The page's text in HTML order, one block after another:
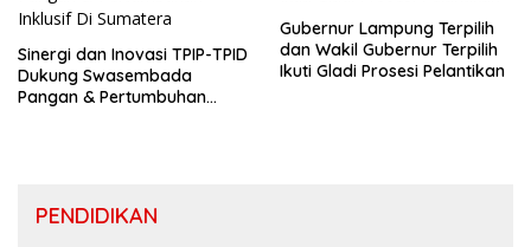
Sinergi dan Inovasi TPIP-TPID
Dukung Swasembada
Pangan & Pertumbuhan
Gubernur Lampung Terpilih
dan Wakil Gubernur Terpilih
Ikuti Gladi Prosesi Pelantikan
PENDIDIKAN